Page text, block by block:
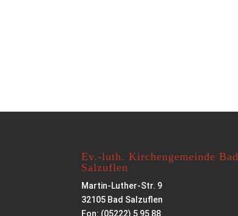
Ev.-luth. Kirchengemeinde Bad
Salzuflen
Martin-Luther-Str. 9
32105 Bad Salzuflen
Fon: (05222) 5 95 88